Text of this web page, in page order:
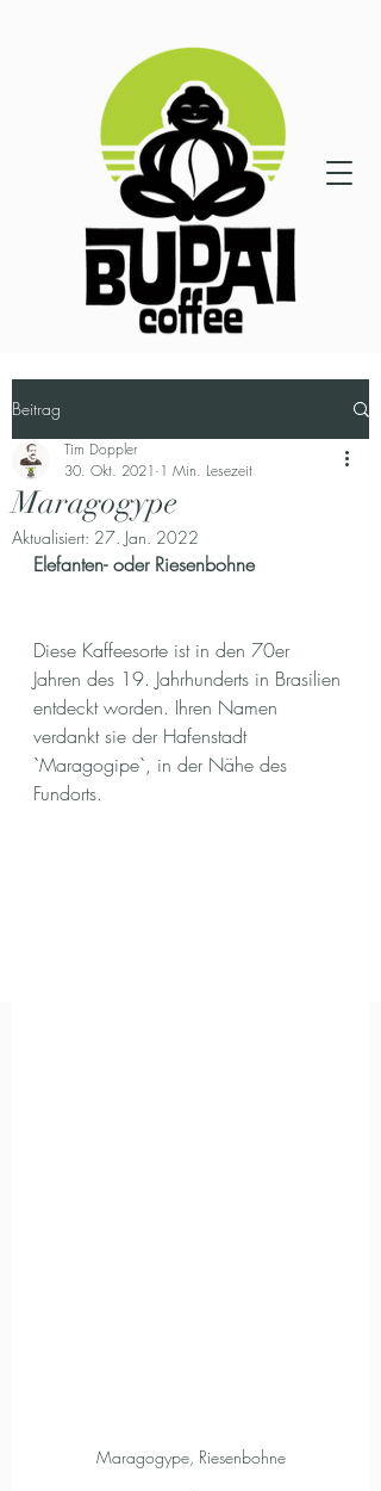
Beitrag
Maragogype
Tim Doppler
30. Okt. 2021 1 Min. Lesezeit
Aktualisiert: 27. Jan. 2022
Elefanten- oder Riesenbohne
Diese Kaffeesorte ist in den 70er
Jahren des 19. Jahrhunderts in Brasilien
entdeckt worden. Ihren Namen
verdankt sie der Hafenstadt
`Maragogipe`, in der Nähe des
Fundorts.
Maragogype, Riesenbohne